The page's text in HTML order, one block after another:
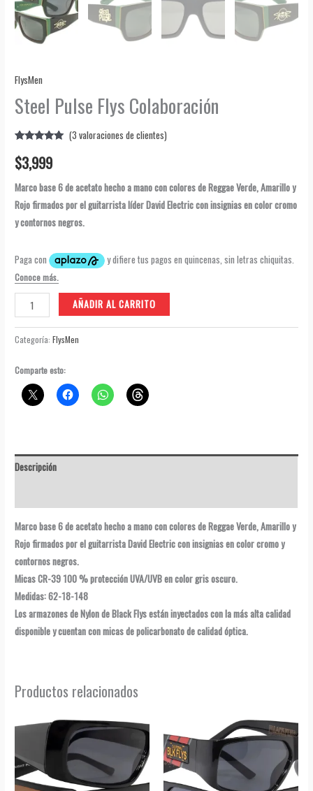
FlysMen
Steel Pulse Flys Colaboración
5.00sobre
5 basado
puntuaciones
de clientes
(3 valoraciones de clientes)
$3,999
Marco base 6 de acetato hecho a mano con colores de Reggae Verde, Amarillo y
Rojo firmados por el guitarrista líder David Electric con insignias en color cromo
y contornos negros.
Steel
Pulse
Flys
cantidad
AÑADIR AL CARRITO
Categoría:FlysMen
Comparte esto:
Descripción
Marco base 6 de acetato hecho a mano con colores de Reggae Verde, Amarillo y
Rojo firmados por el guitarrista David Electric con insignias en color cromo y
contornos negros.
Micas CR-39 100 % protección UVA/UVB en color gris oscuro.
Medidas: 62-18-148
Los armazones de Nylon de Black Flys están inyectados con la más alta calidad
disponible y cuentan con micas de policarbonato de calidad óptica.
Productos relacionados